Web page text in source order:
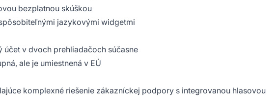
bezplatnou skúškou
jazykovými widgetmi
účet v dvoch prehliadačoch súčasne
ale je umiestnená v EÚ
komplexné riešenie zákazníckej podpory s integrovanou hlasovou